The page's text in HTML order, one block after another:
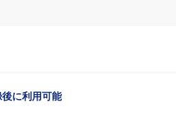
に利用可能